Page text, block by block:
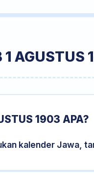
AGUSTUS
1903 APA?
kalender Jawa,